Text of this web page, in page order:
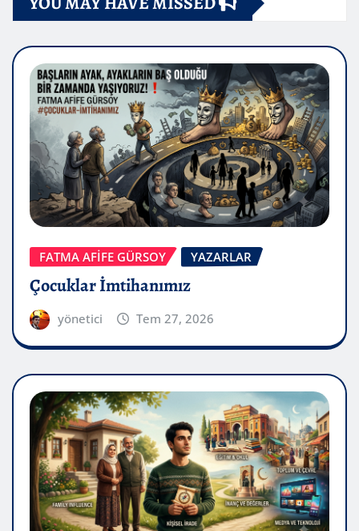
FATMA AFİFE GÜRSOY YAZARLAR
Çocuklar İmtihanımız
yönetici Tem 27, 2026